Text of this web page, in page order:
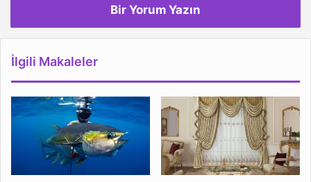
Bir Yorum Yazın
İlgili Makaleler